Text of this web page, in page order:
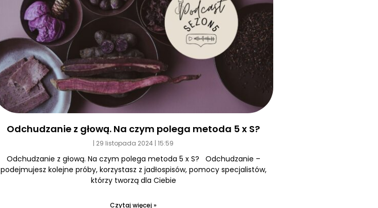
Odchudzanie z głową. Na czym polega metoda 5 x S?
29 listopada 2024 15:59
Odchudzanie z głową. Na czym polega metoda 5 x S? Odchudzanie –
podejmujesz kolejne próby, korzystasz z jadłospisów, pomocy specjalistów,
którzy tworzą dla Ciebie
Czytaj więcej »